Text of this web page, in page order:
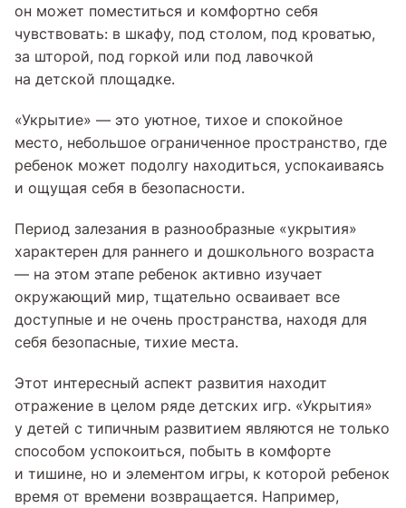
он может поместиться и комфортно себя
чувствовать: в шкафу, под столом, под кроватью,
за шторой, под горкой или под лавочкой
на детской площадке.
«Укрытие» — это уютное, тихое и спокойное
место, небольшое ограниченное пространство, где
ребенок может подолгу находиться, успокаиваясь
и ощущая себя в безопасности.
Период залезания в разнообразные «укрытия»
характерен для раннего и дошкольного возраста
— на этом этапе ребенок активно изучает
окружающий мир, тщательно осваивает все
доступные и не очень пространства, находя для
себя безопасные, тихие места.
Этот интересный аспект развития находит
отражение в целом ряде детских игр. «Укрытия»
у детей с типичным развитием являются не только
способом успокоиться, побыть в комфорте
и тишине, но и элементом игры, к которой ребенок
время от времени возвращается. Например,